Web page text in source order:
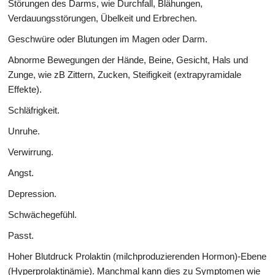
Störungen des Darms, wie Durchfall, Blähungen,
Verdauungsstörungen, Übelkeit und Erbrechen.
Geschwüre oder Blutungen im Magen oder Darm.
Abnorme Bewegungen der Hände, Beine, Gesicht, Hals und
Zunge, wie zB Zittern, Zucken, Steifigkeit (extrapyramidale
Effekte).
Schläfrigkeit.
Unruhe.
Verwirrung.
Angst.
Depression.
Schwächegefühl.
Passt.
Hoher Blutdruck Prolaktin (milchproduzierenden Hormon)-Ebene
(Hyperprolaktinämie). Manchmal kann dies zu Symptomen wie